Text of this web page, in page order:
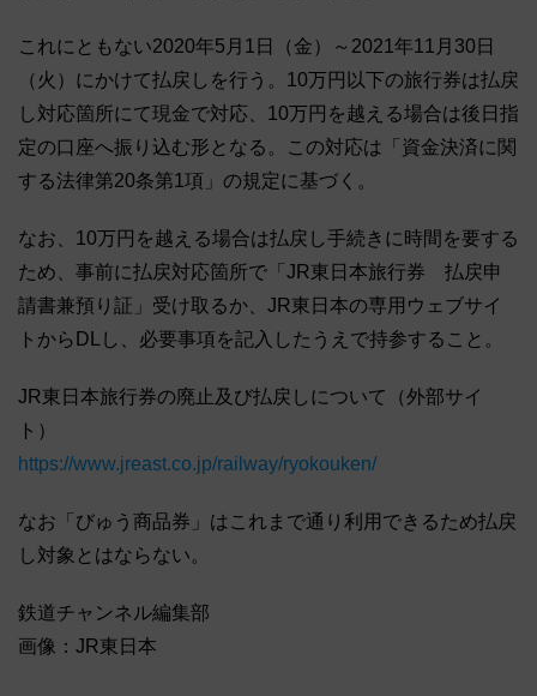
これにともない2020年5月1日（金）～2021年11月30日
（火）にかけて払戻しを行う。10万円以下の旅行券は払戻
し対応箇所にて現金で対応、10万円を越える場合は後日指
定の口座へ振り込む形となる。この対応は「資金決済に関
する法律第20条第1項」の規定に基づく。
なお、10万円を越える場合は払戻し手続きに時間を要する
ため、事前に払戻対応箇所で「JR東日本旅行券 払戻申
請書兼預り証」受け取るか、JR東日本の専用ウェブサイ
トからDLし、必要事項を記入したうえで持参すること。
JR東日本旅行券の廃止及び払戻しについて（外部サイ
ト）
https://www.jreast.co.jp/railway/ryokouken/
なお「びゅう商品券」はこれまで通り利用できるため払戻
し対象とはならない。
鉄道チャンネル編集部
画像：JR東日本